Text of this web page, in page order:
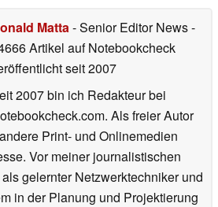
Matta- Senior Editor News-
Artikel auf Notebookcheck
seit 2007
2007 bin ich Redakteur bei
Als freier Autor
Print- und Onlinemedien
Vor meiner journalistischen
gelernter Netzwerktechniker und
in der Planung und Projektierung